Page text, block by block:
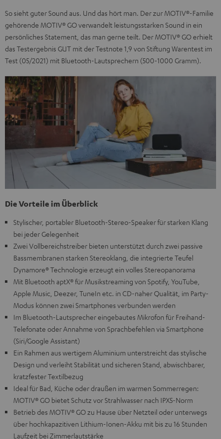
So sieht guter Sound aus. Und das hört man. Der zur MOTIV®-Familie
gehörende MOTIV® GO verwandelt leistungsstarken Sound in ein
persönliches Statement, das man gerne teilt. Der MOTIV® GO erhielt
das Testergebnis GUT mit der Testnote 1,9 von Stiftung Warentest im
Test (05/2021) mit Bluetooth-Laut­sprechern (500-1000 Gramm).
Die Vorteile im Überblick
Stylischer, portabler Bluetooth-Stereo-Speaker für starken Klang
bei jeder Gelegenheit
Zwei Vollbereichstreiber bieten unterstützt durch zwei passive
Bassmembranen starken Stereoklang, die integrierte Teufel
Dynamore® Technologie erzeugt ein volles Stereopanorama
Mit Bluetooth aptX® für Musikstreaming von Spotify, YouTube,
Apple Music, Deezer, TuneIn etc. in CD-naher Qualität, im Party-
Modus können zwei Smartphones verbunden werden
Im Bluetooth-Lautsprecher eingebautes Mikrofon für Freihand-
Telefonate oder Annahme von Sprachbefehlen via Smartphone
(Siri/Google Assistant)
Ein Rahmen aus wertigem Aluminium unterstreicht das stylische
Design und verleiht Stabilität und sicheren Stand, abwischbarer,
kratzfester Textilbezug
Ideal für Bad, Küche oder draußen im warmen Sommerregen:
MOTIV® GO bietet Schutz vor Strahlwasser nach IPX5-Norm
Betrieb des MOTIV® GO zu Hause über Netzteil oder unterwegs
über hochkapazitiven Lithium-Ionen-Akku mit bis zu 16 Stunden
Laufzeit bei Zimmerlautstärke